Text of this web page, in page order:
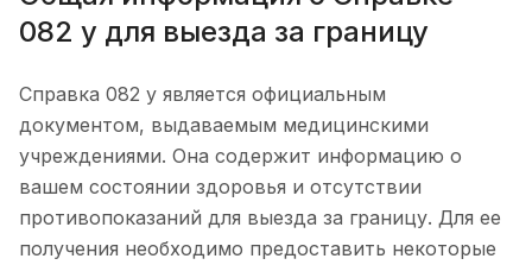
082 у для выезда за границу
Справка 082 у является официальным
документом, выдаваемым медицинскими
учреждениями. Она содержит информацию о
вашем состоянии здоровья и отсутствии
противопоказаний для выезда за границу. Для ее
получения необходимо предоставить некоторые